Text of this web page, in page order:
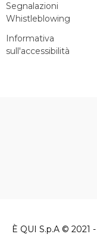
Segnalazioni
Whistleblowing
Informativa
sull'accessibilità
È QUI S.p.A © 2021